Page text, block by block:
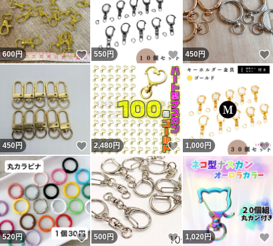
600円 いいね！
550 円 いいね！
450円
450円 いいね！
2,480円 いいね！
1,000 円
520円 いいね！
500 円 いいね！
1,020 円